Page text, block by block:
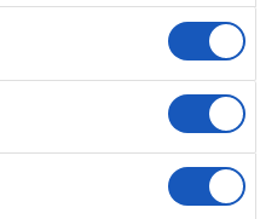
γεύμα σας με
και φρέσκο τσίλι.
με τσίλι για λίγη
για μια